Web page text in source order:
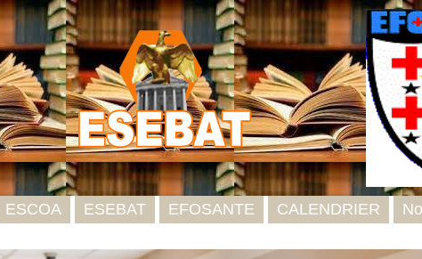
ESCOA ESEBAT EFOSANTE CALENDRIER